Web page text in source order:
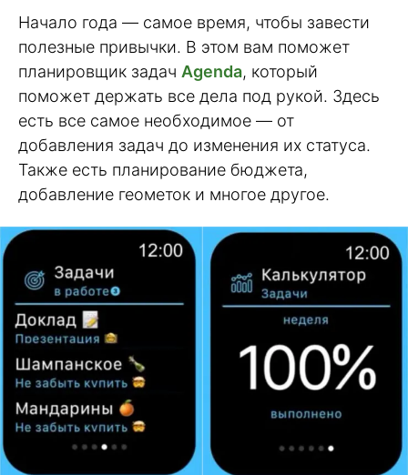
Начало года — самое время, чтобы завести
полезные привычки. В этом вам поможет
планировщик задач Agenda, который
поможет держать все дела под рукой. Здесь
есть все самое необходимое — от
добавления задач до изменения их статуса.
Также есть планирование бюджета,
добавление геометок и многое другое.